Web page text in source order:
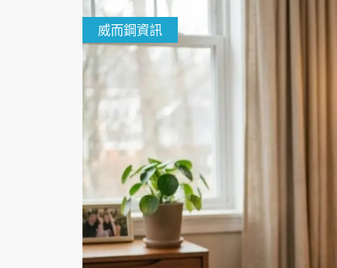
威而鋼資訊